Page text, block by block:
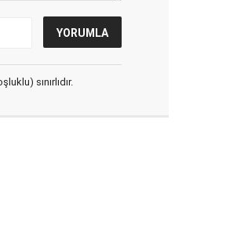
sınırlıdır.